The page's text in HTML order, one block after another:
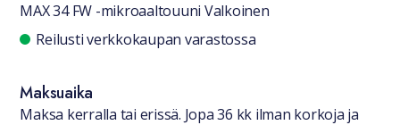
MAX 34 FW -mikroaaltouuni Valkoinen
Saatavuustiedot
Reilusti verkkokaupan varastossa
Maksuaika
Maksa kerralla tai erissä. Jopa 36 kk ilman korkoja ja